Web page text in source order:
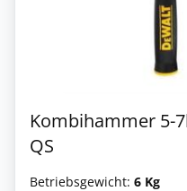
Kombihammer 5-
QS
Betriebsgewicht: 6 Kg